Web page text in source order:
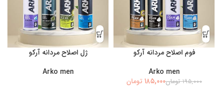
فوم اصلاح مردانه آرکو
Arko men
۱۹۵,۰۰۰ تومان۱۸۵,۰۰۰ تومان
ژل اصلاح مردانه آرکو
Arko men